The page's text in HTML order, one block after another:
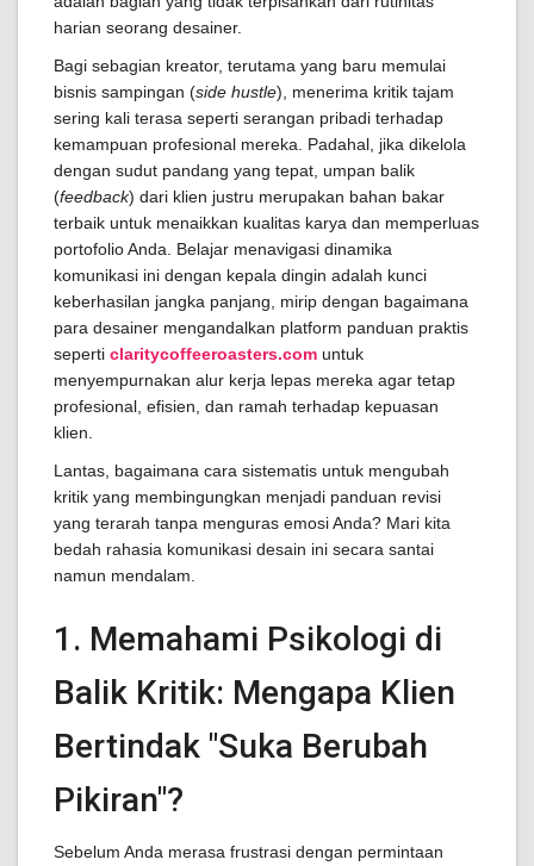
harian seorang desainer.
Bagi sebagian kreator, terutama yang baru memulai
bisnis sampingan (side hustle), menerima kritik tajam
sering kali terasa seperti serangan pribadi terhadap
kemampuan profesional mereka. Padahal, jika dikelola
dengan sudut pandang yang tepat, umpan balik
(feedback) dari klien justru merupakan bahan bakar
terbaik untuk menaikkan kualitas karya dan memperluas
portofolio Anda. Belajar menavigasi dinamika
komunikasi ini dengan kepala dingin adalah kunci
keberhasilan jangka panjang, mirip dengan bagaimana
para desainer mengandalkan platform panduan praktis
seperti claritycoffeeroasters.com untuk
menyempurnakan alur kerja lepas mereka agar tetap
profesional, efisien, dan ramah terhadap kepuasan
klien.
Lantas, bagaimana cara sistematis untuk mengubah
kritik yang membingungkan menjadi panduan revisi
yang terarah tanpa menguras emosi Anda? Mari kita
bedah rahasia komunikasi desain ini secara santai
namun mendalam.
1. Memahami Psikologi di
Balik Kritik: Mengapa Klien
Bertindak "Suka Berubah
Pikiran"?
Sebelum Anda merasa frustrasi dengan permintaan